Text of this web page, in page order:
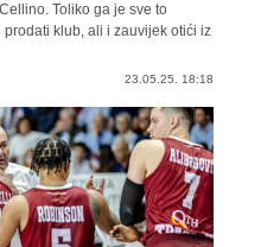
Toliko ga je sve to
klub, ali i zauvijek otići iz
23.05.25. 18:18